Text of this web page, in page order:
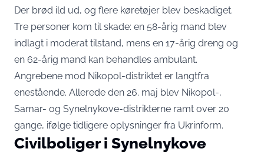
Der brød ild ud, og flere køretøjer blev beskadiget.
Tre personer kom til skade: en 58-årig mand blev
indlagt i moderat tilstand, mens en 17-årig dreng og
en 62-årig mand kan behandles ambulant.
Angrebene mod Nikopol-distriktet er langtfra
enestående. Allerede den 26. maj blev Nikopol-,
Samar- og Synelnykove-distrikterne ramt over 20
gange, ifølge tidligere oplysninger fra Ukrinform.
Civilboliger i Synelnykove